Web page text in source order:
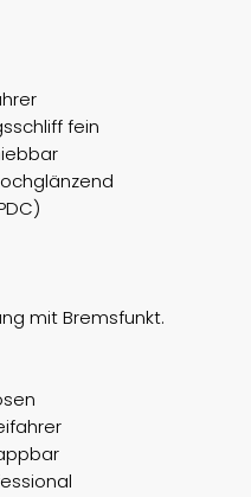
fein
mit Bremsfunkt.